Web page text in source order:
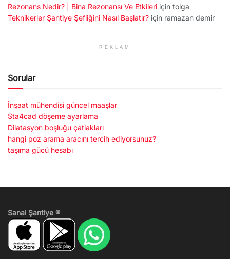
Rezonans Nedir? | Bina Rezonansı Ve Etkileri için tolga
Teknikerler Şantiye Şefliğini Nasıl Başlatır? için ramazan demir
REKLAM
Sorular
İnşaat mühendisi güncel maaşlar
Sta4cad döşeme ayarlama
Dilatasyon boşluğu çatlakları
hangi poz arama aracını tercih ediyorsunuz?
taşıma gücü hesabı
Sanal Şantiye ®